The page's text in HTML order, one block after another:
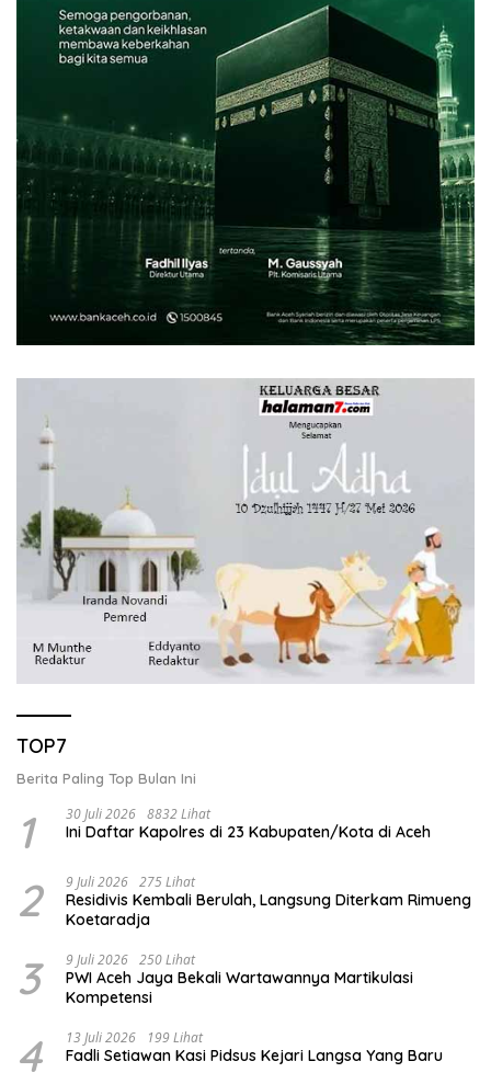
TOP7
Berita Paling Top Bulan Ini
1 30 Juli 2026 8832 Lihat
Ini Daftar Kapolres di 23 Kabupaten/Kota di Aceh
2 9 Juli 2026 275 Lihat
Residivis Kembali Berulah, Langsung Diterkam Rimueng
Koetaradja
3 9 Juli 2026 250 Lihat
PWI Aceh Jaya Bekali Wartawannya Martikulasi
Kompetensi
4 13 Juli 2026 199 Lihat
Fadli Setiawan Kasi Pidsus Kejari Langsa Yang Baru